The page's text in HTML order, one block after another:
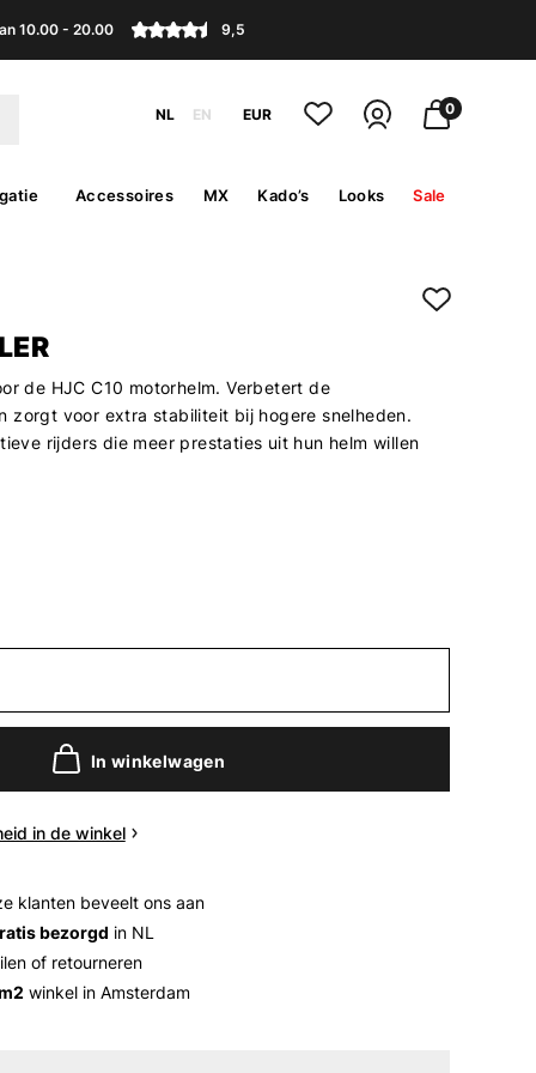
10.00 - 20.00 9,5
NL EN EUR 0
Accessoires MX Kado’s Looks Sale
de HJC C10 motorhelm. Verbetert de
zorgt voor extra stabiliteit bij hogere snelheden.
rijders die meer prestaties uit hun helm willen
In winkelwagen
in de winkel
klanten beveelt ons aan
bezorgd in NL
of retourneren
winkel in Amsterdam